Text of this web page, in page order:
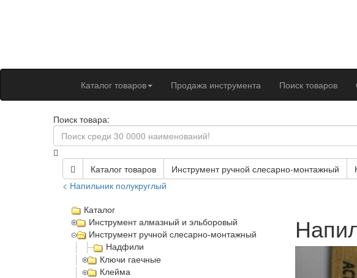
Каталог товаров Продажа инструмента Поиск товаров
Поиск товара:
Каталог товаров Инструмент ручной слесарно-монтажный
< Напильник полукруглый
Каталог
Инструмент алмазный и эльборовый
Инструмент ручной слесарно-монтажный
Надфили
Ключи гаечные
Клейма